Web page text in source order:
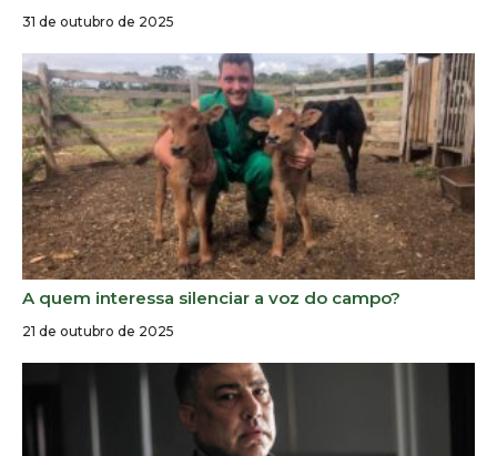
31 de outubro de 2025
A quem interessa silenciar a voz do campo?
21 de outubro de 2025